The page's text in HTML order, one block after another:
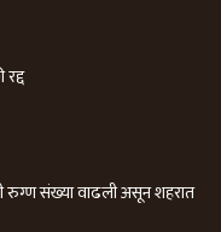
रुग्ण संख्या वाढली असून शहरात